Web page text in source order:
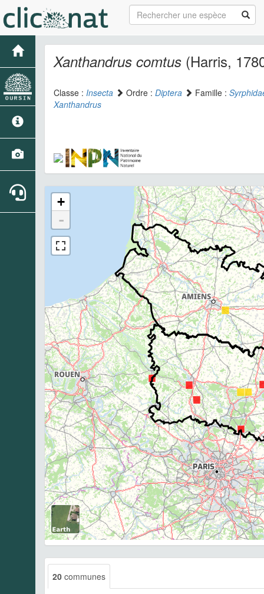
Xanthandrus comtus (Harris,
Classe : Insecta Ordre : Diptera Famille :
Xanthandrus
+
-
20 communes